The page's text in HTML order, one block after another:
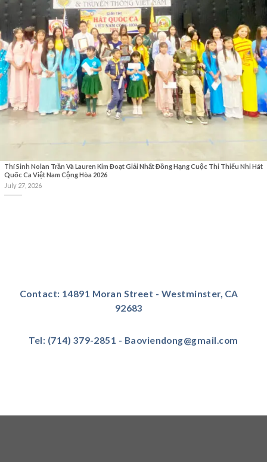
Thí Sinh Nolan Trần Và Lauren Kim Đoạt Giải Nhất Đồng Hạng Cuộc Thi Thiếu Nhi Hát
Quốc Ca Việt Nam Cộng Hòa 2026
July 27, 2026
Contact: 14891 Moran Street - Westminster, CA
92683
Tel: (714) 379-2851 - Baoviendong@gmail.com